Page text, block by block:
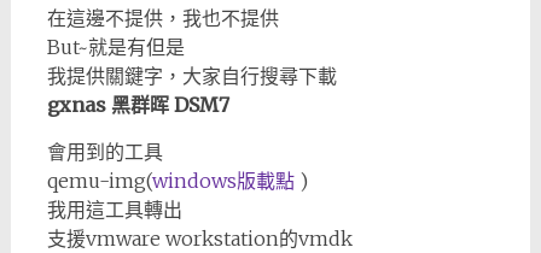
在這邊不提供，我也不提供
But~就是有但是
我提供關鍵字，大家自行搜尋下載
gxnas 黑群晖 DSM7
會用到的工具
qemu-img(windows版載點 )
我用這工具轉出
支援vmware workstation的vmdk